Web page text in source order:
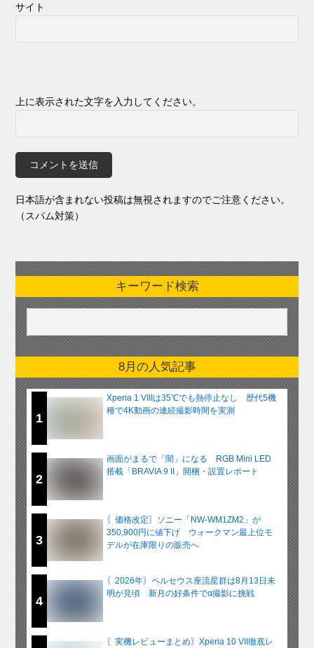
サイト
上に表示された文字を入力してください。
日本語が含まれない投稿は無視されますのでご注意ください。
（スパム対策）
キーワード検索
8月の人気記事
1
Xperia 1 VIIIは35℃でも熱停止なし 歴代5機
種で4K動画の連続撮影時間を実測
2
画面がまるで「闇」になる RGB Mini LED
搭載「BRAVIA 9 II」開梱・設置レポート
3
〖価格改定〗ソニー「NW-WM1ZM2」が
350,900円に値下げ ウォークマン最上位モ
デルが在庫限りの販売へ
4
〖2026年〗ペルセウス座流星群は8月13日未
明が見頃 新月の好条件でα撮影に挑戦
〖実機レビューまとめ〗Xperia 10 VII徹底レ